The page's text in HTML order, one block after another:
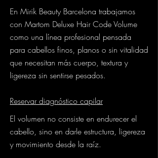
En Mirik Beauty Barcelona trabajamos
con Martom Deluxe Hair Code Volume
como una línea profesional pensada
para cabellos finos, planos o sin vitalidad
que necesitan más cuerpo, textura y
ligereza sin sentirse pesados.
Reservar diagnóstico capilar
El volumen no consiste en endurecer el
cabello, sino en darle estructura, ligereza
y movimiento desde la raíz.